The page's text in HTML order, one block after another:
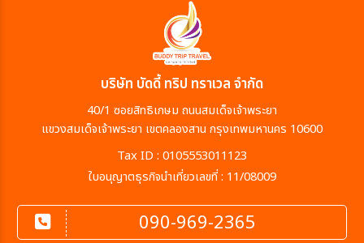
บริษัท บัดดี้ ทริป ทราเวล จำกัด
40/1 ซอยสิทธิเกษม ถนนสมเด็จเจ้าพระยา
แขวงสมเด็จเจ้าพระยา เขตคลองสาน กรุงเทพมหานคร 10600
Tax ID : 0105553011123
ใบอนุญาตธุรกิจนำเที่ยวเลขที่ : 11/08009
090-969-2365